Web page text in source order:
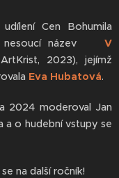
Cen Bohumila
nesoucí název V
2023), jejímž
Eva Hubatová.
2024 moderoval Jan
a o hudební vstupy se
na další ročník!